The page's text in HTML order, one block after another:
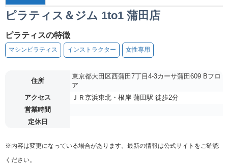
ピラティス＆ジム 1to1 蒲田店
ピラティスの特徴
マシンピラティス インストラクター 女性専用
住所
東京都大田区西蒲田7丁目4-3カーサ蒲田609 Bフロ
ア
アクセス
ＪＲ京浜東北・根岸 蒲田駅 徒歩2分
営業時間
定休日
※内容は変更になっている場合があります。最新の情報は公式サイトをご確認
ください。